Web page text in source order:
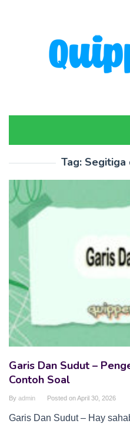
Tag: Segitiga
Garis Dan Sudut –
Contoh Soal
By admin Posted onApril 30, 2026
Garis Dan Sudut – Hay